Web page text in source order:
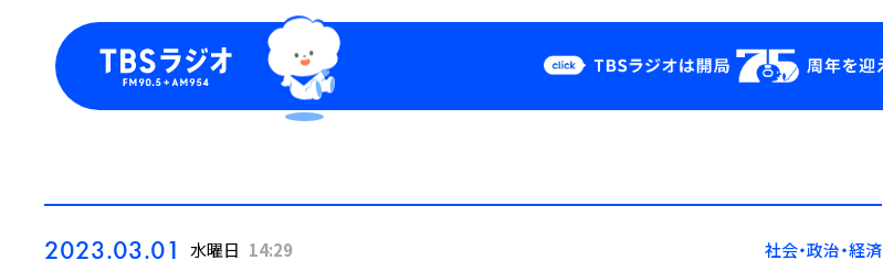
Podcast
YouTube
会社情報
2023.03.01 水曜日 14:29 社会・政治・経済